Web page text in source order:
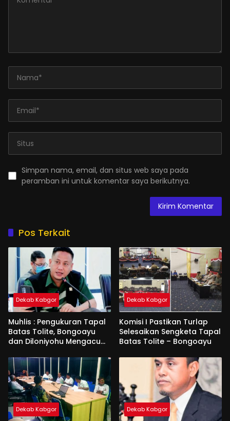
Simpan nama, email, dan situs web saya pada
peramban ini untuk komentar saya berikutnya.
Pos Terkait
Dekab Kabgor
Muhlis : Pengukuran Tapal
Batas Tolite, Bongoayu
dan Diloniyohu Mengacu
Dekab Kabgor
Komisi I Pastikan Turlap
Selesaikan Sengketa Tapal
Batas Tolite – Bongoayu
Dekab Kabgor Dekab Kabgor